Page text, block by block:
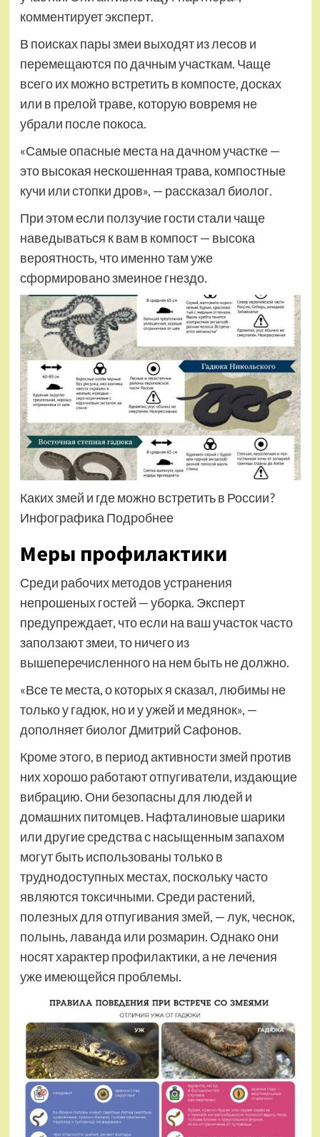
комментирует эксперт.
В поисках пары змеи выходят из лесов и
перемещаются по дачным участкам. Чаще
всего их можно встретить в компосте, досках
или в прелой траве, которую вовремя не
убрали после покоса.
«Самые опасные места на дачном участке —
это высокая нескошенная трава, компостные
кучи или стопки дров», — рассказал биолог.
При этом если ползучие гости стали чаще
наведываться к вам в компост — высока
вероятность, что именно там уже
сформировано змеиное гнездо.
Каких змей и где можно встретить в России?
Инфографика Подробнее
Меры профилактики
Среди рабочих методов устранения
непрошеных гостей — уборка. Эксперт
предупреждает, что если на ваш участок часто
заползают змеи, то ничего из
вышеперечисленного на нем быть не должно.
«Все те места, о которых я сказал, любимы не
только у гадюк, но и у ужей и медянок», —
дополняет биолог Дмитрий Сафонов.
Кроме этого, в период активности змей против
них хорошо работают отпугиватели, издающие
вибрацию. Они безопасны для людей и
домашних питомцев. Нафталиновые шарики
или другие средства с насыщенным запахом
могут быть использованы только в
труднодоступных местах, поскольку часто
являются токсичными. Среди растений,
полезных для отпугивания змей, — лук, чеснок,
полынь, лаванда или розмарин. Однако они
носят характер профилактики, а не лечения
уже имеющейся проблемы.